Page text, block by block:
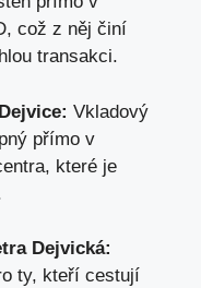
což z něj činí
transakci.
Vkladový
přímo v
které je
Dejvická:
ty, kteří cestují